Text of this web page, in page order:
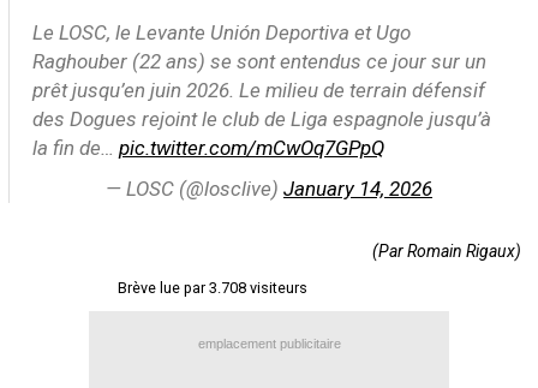
Le LOSC, le Levante Unión Deportiva et Ugo
Raghouber (22 ans) se sont entendus ce jour sur un
prêt jusqu’en juin 2026. Le milieu de terrain défensif
des Dogues rejoint le club de Liga espagnole jusqu’à
la fin de… pic.twitter.com/mCwOq7GPpQ
— LOSC (@losclive) January 14, 2026
(Par Romain Rigaux)
Brève lue par 3.708 visiteurs
emplacement publicitaire
Contact / Signaler un bug
Recrutement Maxifoot
Mentions légales
site web Maxifoot.fr